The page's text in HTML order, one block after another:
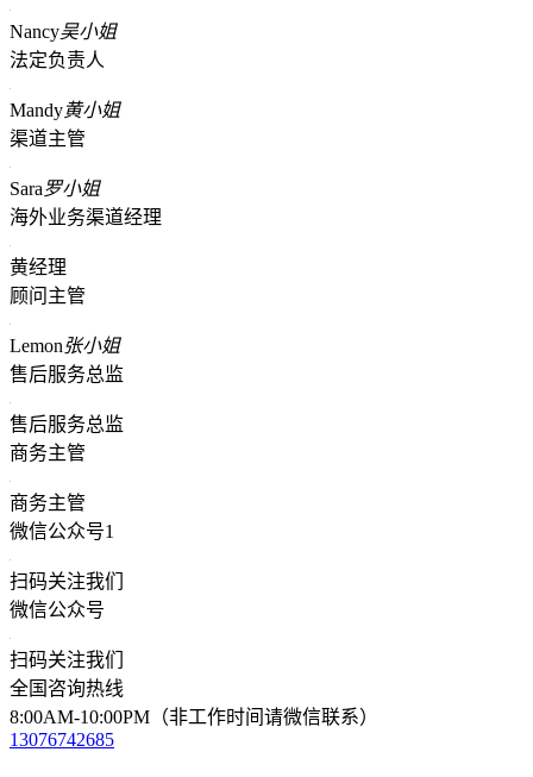
Nancy吴小姐
法定负责人
Mandy黄小姐
渠道主管
Sara罗小姐
海外业务渠道经理
黄经理
顾问主管
Lemon张小姐
售后服务总监
售后服务总监
商务主管
商务主管
微信公众号1
扫码关注我们
微信公众号
扫码关注我们
全国咨询热线
8:00AM-10:00PM（非工作时间请微信联系）
13076742685